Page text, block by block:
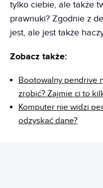
tylko ciebie, ale także
prawnuki? Zgodnie z
jest, ale jest także
Zobacz także:
Bootowalny pendrive
zrobić? Zajmie ci to
Komputer nie widzi
odzyskać dane?